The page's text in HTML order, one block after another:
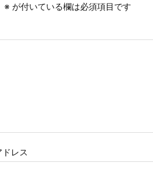
※ が付いている欄は必須項目です
ドレス